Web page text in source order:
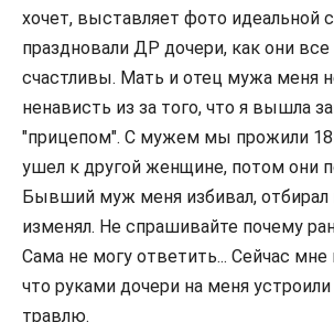
хочет, выставляет фото идеальной
праздновали ДР дочери, как они
счастливы. Мать и отец мужа меня
ненависть из за того, что я вышла
"прицепом". С мужем мы прожили 18
ушел к другой женщине, потом они
Бывший муж меня избивал, отбирал
изменял. Не спрашивайте почему
Сама не могу ответить... Сейчас мне
что руками дочери на меня
травлю.